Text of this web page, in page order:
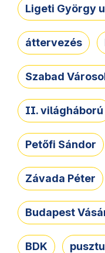
Ligeti György
áttervezés
Szabad
II. világháború
Petőfi Sándor
Závada Péter
Budapest
BDK